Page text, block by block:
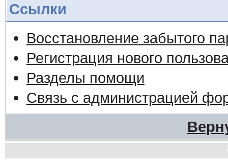
Ссылки
Восстановление забытого
Регистрация нового
Разделы помощи
Связь с администрацией